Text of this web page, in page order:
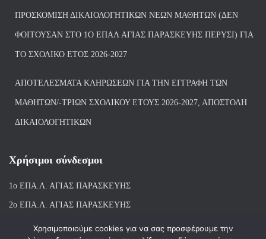
ΠΡΟΣΚΌΜΙΣΗ ΔΙΚΑΙΟΛΟΓΗΤΙΚΏΝ ΝΈΩΝ ΜΑΘΗΤΏΝ (ΔΕΝ
ΦΟΙΤΟΎΣΑΝ ΣΤΟ 1Ο ΕΠΑΛ ΑΓΙΑΣ ΠΑΡΑΣΚΕΥΗΣ ΠΈΡΥΣΙ) ΓΙΑ
ΤΟ ΣΧΟΛΙΚΌ ΈΤΟΣ 2026-2027
ΑΠΟΤΕΛΈΣΜΑΤΑ ΚΛΗΡΏΣΕΩΝ ΓΙΑ ΤΗΝ ΕΓΓΡΑΦΉ ΤΩΝ
ΜΑΘΗΤΏΝ/-ΤΡΙΏΝ ΣΧΟΛΙΚΟΎ ΈΤΟΥΣ 2026-2027, ΑΠΟΣΤΟΛΉ
ΔΙΚΑΙΟΛΟΓΗΤΙΚΏΝ
Χρήσιμοι σύνδεσμοι
1ο ΕΠΑ.Λ. ΑΓΙΑΣ ΠΑΡΑΣΚΕΥΗΣ
2ο ΕΠΑ.Λ. ΑΓΙΑΣ ΠΑΡΑΣΚΕΥΗΣ
1ο Ε.Κ. ΑΓΙΑΣ ΠΑΡΑΣΚΕΥΗΣ
Χρησιμοποιούμε cookies για να σας προσφέρουμε την